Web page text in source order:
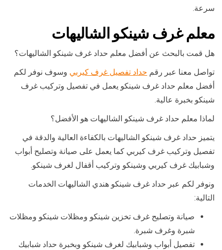
سرعة.
معلم غرف شينكو الشاليهات
هل قمت بالبحث عن أفضل معلم حداد غرف شينكو الشاليهات؟
تواصل معنا عبر رقم حداد تفصيل غرف كيربي وسوف نوفر لكم
أفضل معلم حداد غرف شينكو يعمل في تفصيل وتركيب غرف
شينكو بخبرة عالية.
لماذا معلم حداد غرف شينكو الشاليهات هو الأفضل؟
يتميز حداد غرف شينكو الشاليهات بالكفاءة العالية والدقة في
تفصيل وتركيب غرف كيربي كما يعمل على صيانة وتصليح أبواب
وشبابيك غرف كيربي وشينكو وتركيب أقفال لغرف شينكو.
ونوفر لكم عبر حداد غرف شينكو هندي الشاليهات الخدمات
التالية:
صيانة وتصليح غرف تخزين شينكو ومظلات شينكو ومظلات
شبرة وغرف شبرة.
تفصيل أبواب وشبابيك لغرف شينكو وبخبرة حداد شبابيك